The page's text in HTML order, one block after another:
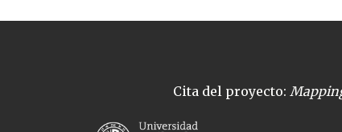
Cita del proyecto: